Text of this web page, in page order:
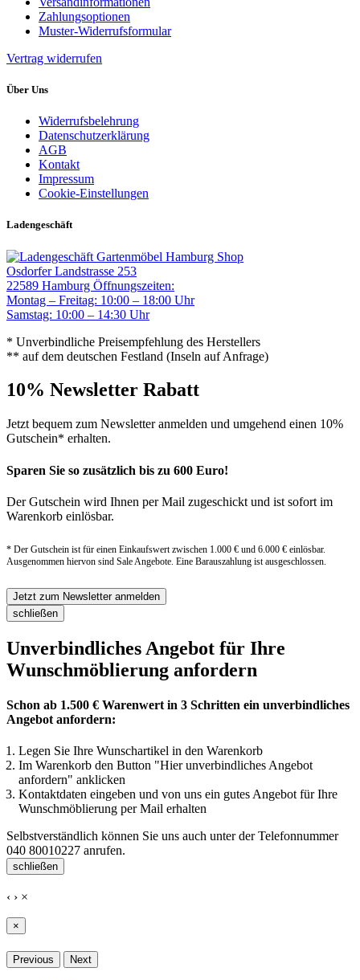
Zahlungsoptionen
Muster-Widerrufsformular
Vertrag widerrufen
Über Uns
Widerrufsbelehrung
Datenschutzerklärung
AGB
Kontakt
Impressum
Cookie-Einstellungen
Ladengeschäft
Gartenmöbel Hamburg Shop
Osdorfer Landstrasse 253
22589 Hamburg Öffnungszeiten:
Montag – Freitag: 10:00 – 18:00 Uhr
Samstag: 10:00 – 14:30 Uhr
* Unverbindliche Preisempfehlung des Herstellers
** auf dem deutschen Festland (Inseln auf Anfrage)
10% Newsletter Rabatt
Jetzt bequem zum Newsletter anmelden und umgehend einen 10%
Gutschein* erhalten.
Sparen Sie so zusätzlich bis zu 600 Euro!
Der Gutschein wird Ihnen per Mail zugeschickt und ist sofort im
Warenkorb einlösbar.
* Der Gutschein ist für einen Einkaufswert zwischen 1.000 € und 6.000 € einlösbar.
Ausgenommen hiervon sind Sale Angebote. Eine Barauszahlung ist ausgeschlossen.
Jetzt zum Newsletter anmelden
schließen
Unverbindliches Angebot für Ihre
Wunschmöblierung anfordern
Schon ab 1.500 € Warenwert in 3 Schritten ein unverbindliches
Angebot anfordern:
Legen Sie Ihre Wunschartikel in den Warenkorb
Im Warenkorb den Button "Hier unverbindliches Angebot
anfordern" anklicken
Kontaktdaten eingeben und von uns ein gutes Angebot für Ihre
Wunschmöblierung per Mail erhalten
Selbstverständlich können Sie uns auch unter der Telefonnummer
040 80010227 anrufen.
schließen
‹ › ×
×
Previous Next